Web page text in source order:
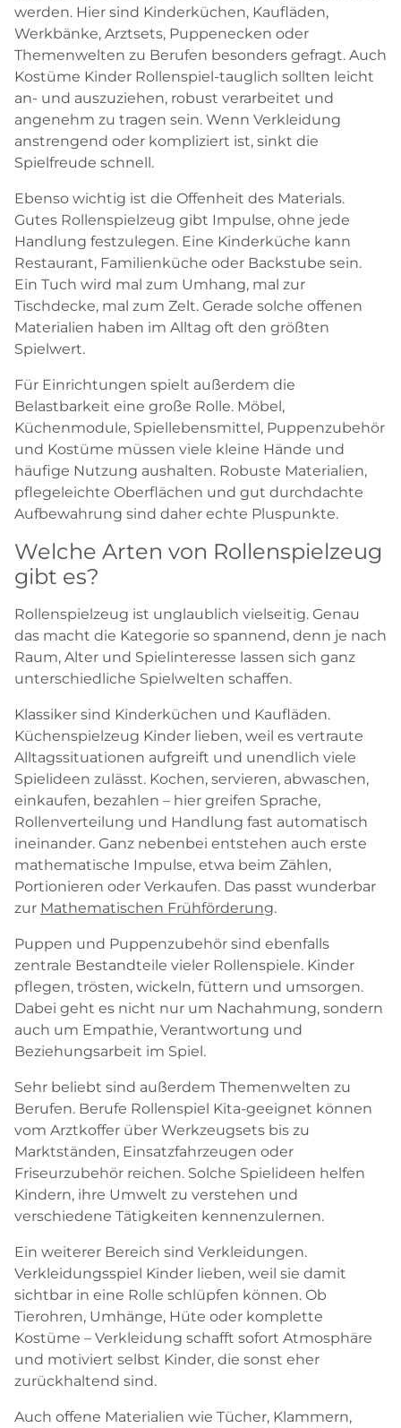
werden. Hier sind Kinderküchen, Kaufläden,
Werkbänke, Arztsets, Puppenecken oder
Themenwelten zu Berufen besonders gefragt. Auch
Kostüme Kinder Rollenspiel-tauglich sollten leicht
an- und auszuziehen, robust verarbeitet und
angenehm zu tragen sein. Wenn Verkleidung
anstrengend oder kompliziert ist, sinkt die
Spielfreude schnell.
Ebenso wichtig ist die Offenheit des Materials.
Gutes Rollenspielzeug gibt Impulse, ohne jede
Handlung festzulegen. Eine Kinderküche kann
Restaurant, Familienküche oder Backstube sein.
Ein Tuch wird mal zum Umhang, mal zur
Tischdecke, mal zum Zelt. Gerade solche offenen
Materialien haben im Alltag oft den größten
Spielwert.
Für Einrichtungen spielt außerdem die
Belastbarkeit eine große Rolle. Möbel,
Küchenmodule, Spiellebensmittel, Puppenzubehör
und Kostüme müssen viele kleine Hände und
häufige Nutzung aushalten. Robuste Materialien,
pflegeleichte Oberflächen und gut durchdachte
Aufbewahrung sind daher echte Pluspunkte.
Welche Arten von Rollenspielzeug
gibt es?
Rollenspielzeug ist unglaublich vielseitig. Genau
das macht die Kategorie so spannend, denn je nach
Raum, Alter und Spielinteresse lassen sich ganz
unterschiedliche Spielwelten schaffen.
Klassiker sind Kinderküchen und Kaufläden.
Küchenspielzeug Kinder lieben, weil es vertraute
Alltagssituationen aufgreift und unendlich viele
Spielideen zulässt. Kochen, servieren, abwaschen,
einkaufen, bezahlen – hier greifen Sprache,
Rollenverteilung und Handlung fast automatisch
ineinander. Ganz nebenbei entstehen auch erste
mathematische Impulse, etwa beim Zählen,
Portionieren oder Verkaufen. Das passt wunderbar
zur Mathematischen Frühförderung.
Puppen und Puppenzubehör sind ebenfalls
zentrale Bestandteile vieler Rollenspiele. Kinder
pflegen, trösten, wickeln, füttern und umsorgen.
Dabei geht es nicht nur um Nachahmung, sondern
auch um Empathie, Verantwortung und
Beziehungsarbeit im Spiel.
Sehr beliebt sind außerdem Themenwelten zu
Berufen. Berufe Rollenspiel Kita-geeignet können
vom Arztkoffer über Werkzeugsets bis zu
Marktständen, Einsatzfahrzeugen oder
Friseurzubehör reichen. Solche Spielideen helfen
Kindern, ihre Umwelt zu verstehen und
verschiedene Tätigkeiten kennenzulernen.
Ein weiterer Bereich sind Verkleidungen.
Verkleidungsspiel Kinder lieben, weil sie damit
sichtbar in eine Rolle schlüpfen können. Ob
Tierohren, Umhänge, Hüte oder komplette
Kostüme – Verkleidung schafft sofort Atmosphäre
und motiviert selbst Kinder, die sonst eher
zurückhaltend sind.
Auch offene Materialien wie Tücher, Klammern,